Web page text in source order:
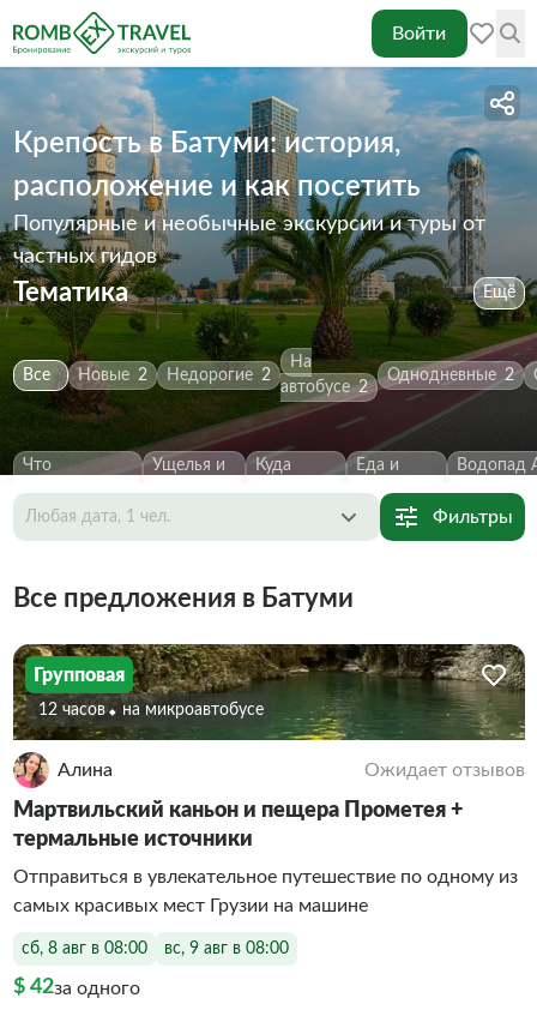
Войти
Крепость в Батуми: история,
расположение и как посетить
Популярные и необычные экскурсии и туры от
частных гидов
Тематика Ещё
Все Новые 2 Недорогие 2
На
автобусе 2
Однодневные 2
Что
посмотреть 2
Ущелья и
каньоны 2
Куда
сходить 2
Еда и
напитки 1
Водопад
Любая дата, 1 чел.
Фильтры
Все предложения в Батуми
Групповая
12 часов На микроавтобусе
Алина Ожидает отзывов
Мартвильский каньон и пещера Прометея +
термальные источники
Отправиться в увлекательное путешествие по одному из
самых красивых мест Грузии на машине
сб, 8 авг в 08:00 вс, 9 авг в 08:00
$ 42за одного